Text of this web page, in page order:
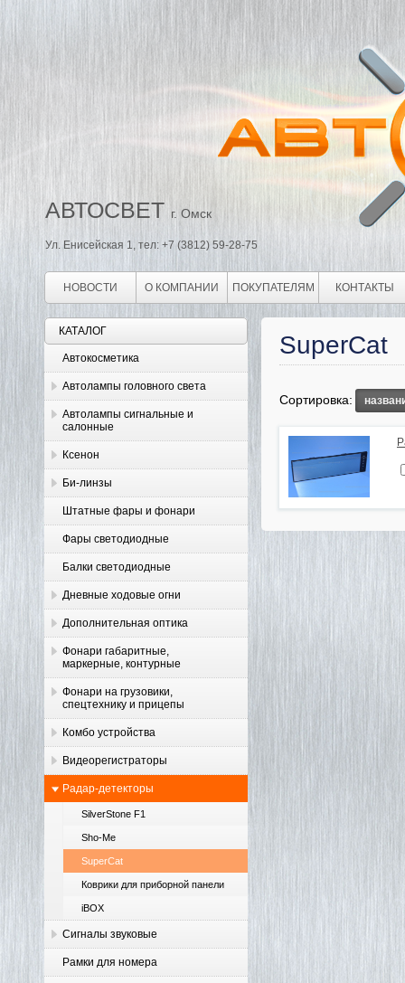
АВТОСВЕТ г. Омск
Ул. Енисейская 1, тел: +7 (3812) 59-28-75
НОВОСТИ О КОМПАНИИ ПОКУПАТЕЛЯМ КОНТАКТЫ
КАТАЛОГ
Автокосметика
Автолампы головного света
Автолампы сигнальные и
салонные
Ксенон
Би-линзы
Штатные фары и фонари
Фары светодиодные
Балки светодиодные
Дневные ходовые огни
Дополнительная оптика
Фонари габаритные,
маркерные, контурные
Фонари на грузовики,
спецтехнику и прицепы
Комбо устройства
Видеорегистраторы
Радар-детекторы
SilverStone F1
Sho-Me
SuperCat
Коврики для приборной панели
iBOX
Сигналы звуковые
Рамки для номера
SuperCat
Сортировка: